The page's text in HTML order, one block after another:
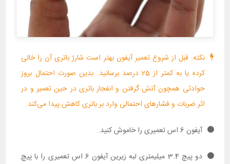
نکته: قبل از شروع تعمیر آیفون بهتر است شارژ باتری آن را خالی
کرده یا به کمتر از 25 درصد برسانید. بدین صورت احتمال بروز
حوادثی همچون آتش گرفتن و انفجار باتری در حین تعمیر و در
اثر ضربات و فشارهای احتمالی وارد بر باتری کاهش پیدا می‌کند.
آیفون 6 اس تعمیری را خاموش کنید.
دو پیچ 3.4 میلیمتری لبه زیرین آیفون 6 اس تعمیری را با پیچ